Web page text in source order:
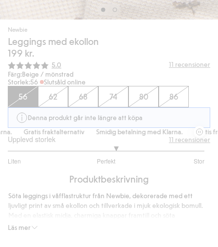
Newbie
Leggings med ekollon
199 kr.
Snittbetyg:
5.0 11 recensioner
Färg:Beige / mönstrad
Storlek:56 Slutsåld online
56 62 68 74 80 86
Denna produkt går inte längre att köpa
Gratis fraktalternativ Smidig betalning med Klarna. Gratis
Upplevd storlek
Liten Perfekt Stor
utav
10
betyg
11 recensioner
Produktbeskrivning
Läs mer
Söta leggings i våfflastruktur från Newbie, dekorerade med ett
ljuvligt print av små ekollon och tillverkade i mjuk ekologisk bomull.
applikationer på knäna, är de lika praktiska som gulliga. De